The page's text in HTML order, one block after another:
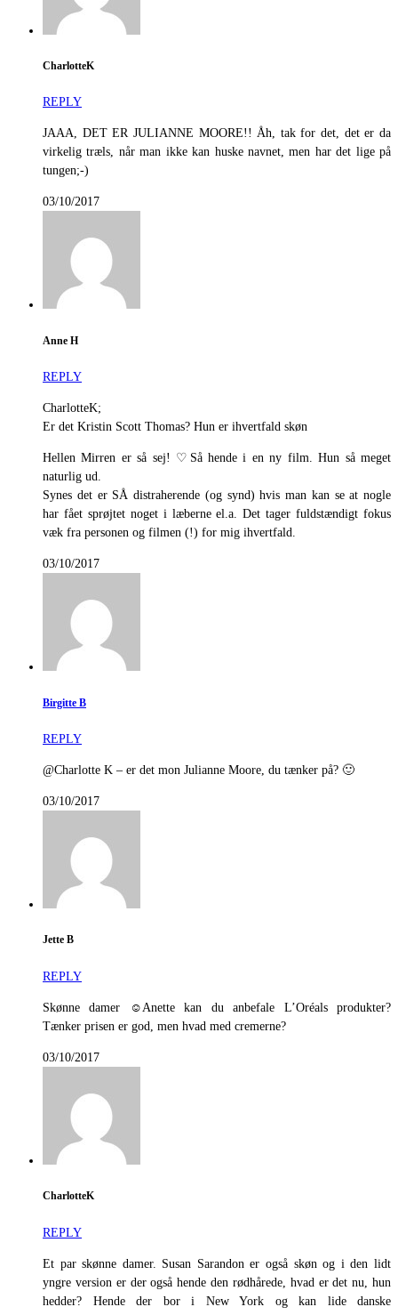
CharlotteK
REPLY
JAAA, DET ER JULIANNE MOORE!! Åh, tak for det, det er da
virkelig træls, når man ikke kan huske navnet, men har det lige på
tungen;-)
03/10/2017
Anne H
REPLY
CharlotteK;
Er det Kristin Scott Thomas? Hun er ihvertfald skøn
Hellen Mirren er så sej! ♡Så hende i en ny film. Hun så meget
naturlig ud.
Synes det er SÅ distraherende (og synd) hvis man kan se at nogle
har fået sprøjtet noget i læberne el.a. Det tager fuldstændigt fokus
væk fra personen og filmen (!) for mig ihvertfald.
03/10/2017
Birgitte B
REPLY
@Charlotte K – er det mon Julianne Moore, du tænker på? 🙂
03/10/2017
Jette B
REPLY
Skønne damer ☺️Anette kan du anbefale L’Oréals produkter?
Tænker prisen er god, men hvad med cremerne?
03/10/2017
CharlotteK
REPLY
Et par skønne damer. Susan Sarandon er også skøn og i den lidt
yngre version er der også hende den rødhårede, hvad er det nu, hun
hedder? Hende der bor i New York og kan lide danske